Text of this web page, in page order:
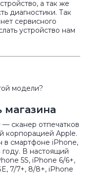
а так же
диагностики. Так
сервисного
устройство нам
модели?
магазина
— сканер отпечатков
корпорацией Apple.
смартфоне iPhone,
году. В настоящий
5S, iPhone 6/6+,
7/7+, 8/8+, iPhone